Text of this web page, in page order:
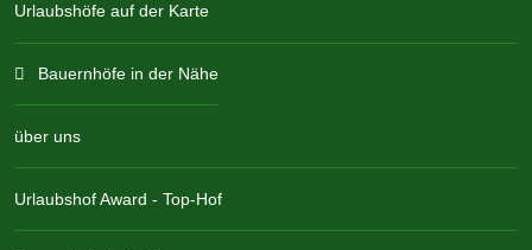
Urlaubshöfe auf der Karte
Bauernhöfe in der Nähe
über uns
Urlaubshof Award - Top-Hof